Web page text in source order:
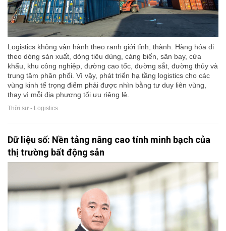
Logistics không vận hành theo ranh giới tỉnh, thành. Hàng hóa đi
theo dòng sản xuất, dòng tiêu dùng, cảng biển, sân bay, cửa
khẩu, khu công nghiệp, đường cao tốc, đường sắt, đường thủy và
trung tâm phân phối. Vì vậy, phát triển hạ tầng logistics cho các
vùng kinh tế trọng điểm phải được nhìn bằng tư duy liên vùng,
thay vì mỗi địa phương tối ưu riêng lẻ.
Thời sự - Logistics
Dữ liệu số: Nền tảng nâng cao tính minh bạch của
thị trường bất động sản